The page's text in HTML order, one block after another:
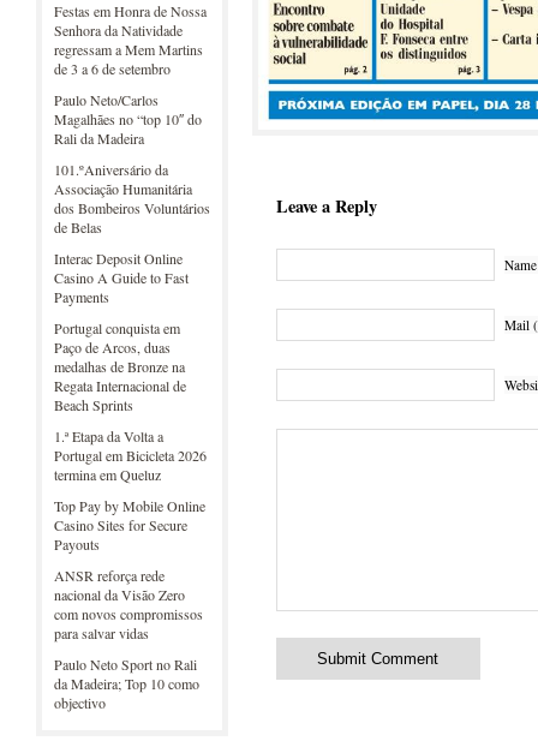
Festas em Honra de Nossa
Senhora da Natividade
regressam a Mem Martins
de 3 a 6 de setembro
Paulo Neto/Carlos
Magalhães no “top 10″ do
Rali da Madeira
101.ºAniversário da
Associação Humanitária
dos Bombeiros Voluntários
de Belas
Interac Deposit Online
Casino A Guide to Fast
Payments
Portugal conquista em
Paço de Arcos, duas
medalhas de Bronze na
Regata Internacional de
Beach Sprints
1.ª Etapa da Volta a
Portugal em Bicicleta 2026
termina em Queluz
Top Pay by Mobile Online
Casino Sites for Secure
Payouts
ANSR reforça rede
nacional da Visão Zero
com novos compromissos
para salvar vidas
Paulo Neto Sport no Rali
da Madeira; Top 10 como
objectivo
Leave a Reply
Mail